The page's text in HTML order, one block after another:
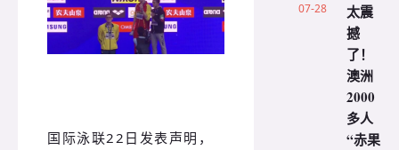
国际泳联22日发表声明，
07-28
太震
撼
了！
澳洲
2000
多人
“赤果